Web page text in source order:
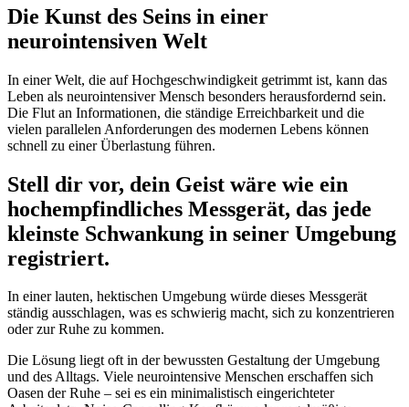
Die Kunst des Seins in einer
neurointensiven Welt
In einer Welt, die auf Hochgeschwindigkeit getrimmt ist, kann das
Leben als neurointensiver Mensch besonders herausfordernd sein.
Die Flut an Informationen, die ständige Erreichbarkeit und die
vielen parallelen Anforderungen des modernen Lebens können
schnell zu einer Überlastung führen.
Stell dir vor, dein Geist wäre wie ein
hochempfindliches Messgerät, das jede
kleinste Schwankung in seiner Umgebung
registriert.
In einer lauten, hektischen Umgebung würde dieses Messgerät
ständig ausschlagen, was es schwierig macht, sich zu konzentrieren
oder zur Ruhe zu kommen.
Die Lösung liegt oft in der bewussten Gestaltung der Umgebung
und des Alltags. Viele neurointensive Menschen erschaffen sich
Oasen der Ruhe – sei es ein minimalistisch eingerichteter